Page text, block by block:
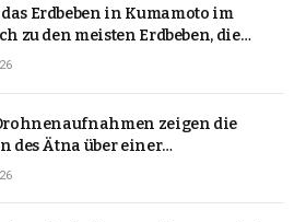
Erdbeben in Kumamoto im
zu den meisten Erdbeben, die
ungewöhnlich ist
zeigen die
des Ätna über einer